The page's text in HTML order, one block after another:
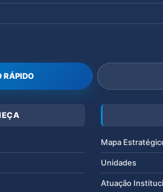
RÁPIDO
Mapa
Unidades
Atuação